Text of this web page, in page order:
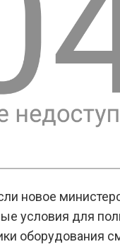
новое
условия для
оборудования